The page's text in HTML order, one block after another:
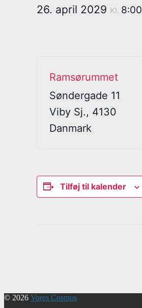
26. april 2029 Kl. 8:00
Ramsørummet
Søndergade 11
Viby Sj., 4130
Danmark
Tilføj til kalender
© 2026 Vores Cosmos